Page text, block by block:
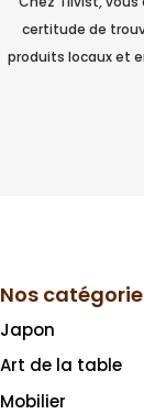
certitude de
produits locaux et
Nos
Japon
Art de la table
Mobilier